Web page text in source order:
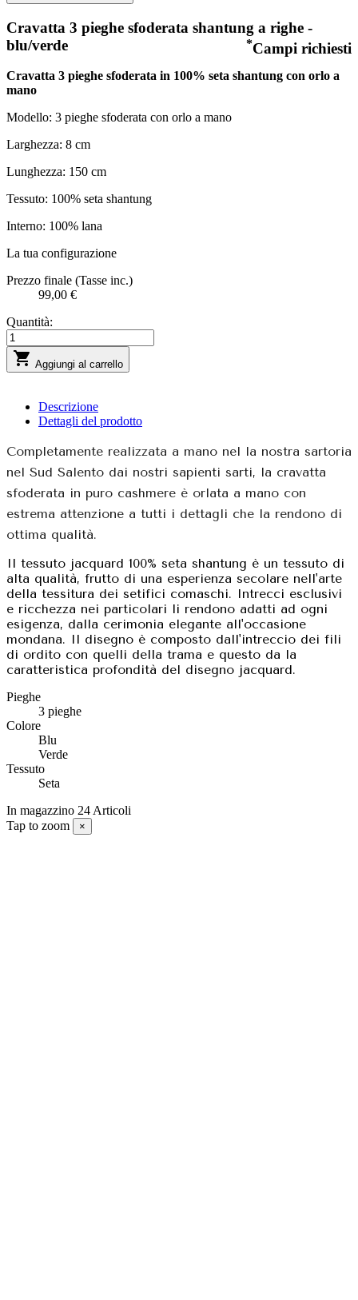
Cravatta 3 pieghe sfoderata shantung a righe -
blu/verde
*Campi richiesti
Cravatta 3 pieghe sfoderata in 100% seta shantung con orlo a
mano
Modello: 3 pieghe sfoderata con orlo a mano
Larghezza: 8 cm
Lunghezza: 150 cm
Tessuto: 100% seta shantung
Interno: 100% lana
La tua configurazione
Prezzo finale (Tasse inc.)
99,00 €
Quantità:
 Aggiungi al carrello
Descrizione
Dettagli del prodotto
Completamente realizzata a mano nel la nostra sartoria
nel Sud Salento dai nostri sapienti sarti, la cravatta
sfoderata in puro cashmere è orlata a mano con
estrema attenzione a tutti i dettagli che la rendono di
ottima qualità.
Il tessuto jacquard 100% seta shantung è un tessuto di
alta qualità, frutto di una esperienza secolare nell'arte
della tessitura dei setifici comaschi. Intrecci esclusivi
e ricchezza nei particolari li rendono adatti ad ogni
esigenza, dalla cerimonia elegante all'occasione
mondana. Il disegno è composto dall'intreccio dei fili
di ordito con quelli della trama e questo da la
caratteristica profondità del disegno jacquard.
Pieghe
3 pieghe
Colore
Blu
Verde
Tessuto
Seta
In magazzino 24 Articoli
Tap to zoom
×